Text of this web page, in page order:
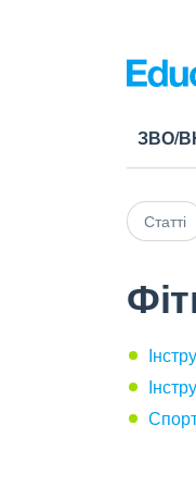
ЗВО/
Статті